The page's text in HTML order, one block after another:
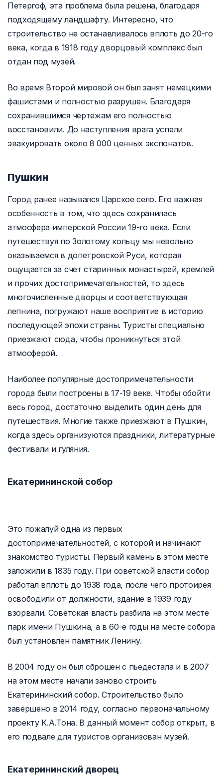
Петергоф, эта проблема была решена, благодаря
подходящему ландшафту. Интересно, что
строительство не останавливалось вплоть до 20-го
века, когда в 1918 году дворцовый комплекс был
отдан под музей.
Во время Второй мировой он был занят немецкими
фашистами и полностью разрушен. Благодаря
сохранившимся чертежам его полностью
восстановили. До наступления врага успели
эвакуировать около 8 000 ценных экспонатов.
Пушкин
Город ранее назывался Царское село. Его важная
особенность в том, что здесь сохранилась
атмосфера имперской России 19-го века. Если
путешествуя по Золотому кольцу мы невольно
оказываемся в допетровской Руси, которая
ощущается за счет старинных монастырей, кремлей
и прочих достопримечательностей, то здесь
многочисленные дворцы и соответствующая
лепнина, погружают наше восприятие в историю
последующей эпохи страны. Туристы специально
приезжают сюда, чтобы проникнуться этой
атмосферой.
Наиболее популярные достопримечательности
города были построены в 17-19 веке. Чтобы обойти
весь город, достаточно выделить один день для
путешествия. Многие также приезжают в Пушкин,
когда здесь организуются праздники, литературные
фестивали и гуляния.
Екатерининской собор
Это пожалуй одна из первых
достопримечательностей, с которой и начинают
знакомство туристы. Первый камень в этом месте
заложили в 1835 году. При советской власти собор
работал вплоть до 1938 года, после чего протоирея
освободили от должности, здание в 1939 году
взорвали. Советская власть разбила на этом месте
парк имени Пушкина, а в 60-е годы на месте собора
был установлен памятник Ленину.
В 2004 году он был сброшен с пьедестала и в 2007
на этом месте начали заново строить
Екатерининский собор. Строительство было
завершено в 2014 году, согласно первоначальному
проекту К.А.Тона. В данный момент собор открыт, в
его подвале для туристов организован музей.
Екатерининский дворец